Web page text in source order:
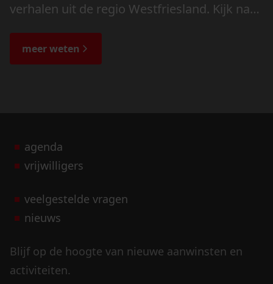
verhalen uit de regio Westfriesland. Kijk naar
de bijzondere verhalen.
meer weten
agenda
vrijwilligers
veelgestelde vragen
nieuws
Blijf op de hoogte van nieuwe aanwinsten en
activiteiten.